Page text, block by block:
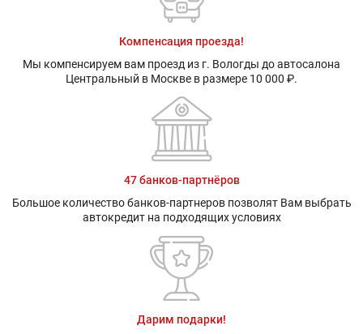
Компенсация проезда!
Мы компенсируем вам проезд из г. Вологды до автосалона
Центральный в Москве в размере 10 000 ₽.
47 банков-партнёров
Большое количество банков-партнеров позволят Вам выбрать
автокредит на подходящих условиях
Дарим подарки!